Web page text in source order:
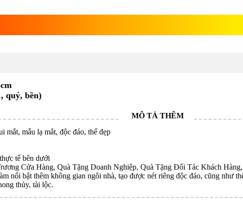
quý, bền)
mắt, mẫu lạ mắt, độc đáo, thế đẹp
tế bên dưới
Cửa Hàng, Quà Tặng Doanh Nghiệp, Quà Tặng Đối Tác Khách
nổi bật thêm không gian ngôi nhà, tạo được nét riêng độc đáo, cũng như
thủy, tài lộc.